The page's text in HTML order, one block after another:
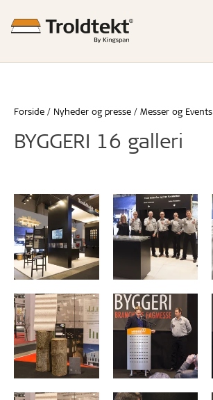
Forside Nyheder og presse Messer og Events
BYGGERI 16 galleri